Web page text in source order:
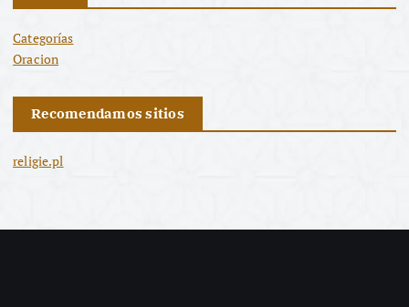
Categorías
Oracion
Recomendamos sitios
religie.pl